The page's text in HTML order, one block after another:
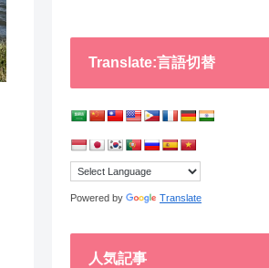
Translate:言語切替
Powered by Translate
人気記事